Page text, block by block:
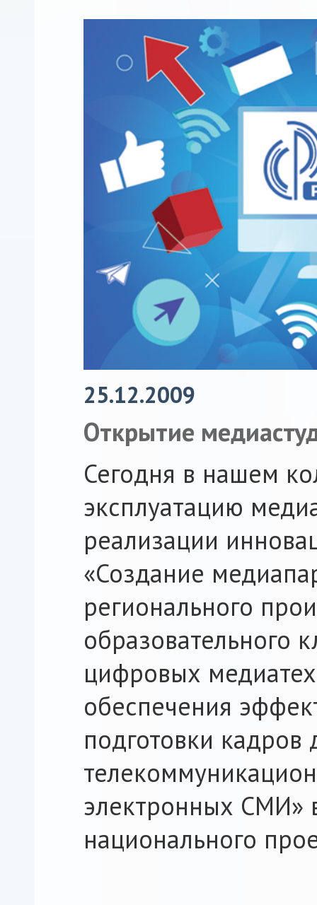
25.12.2009
Открытие
Сегодня в нашем
эксплуатацию
реализации
«Создание
регионального
образовательного
цифровых
обеспечения
подготовки
электронных СМИ»
национального